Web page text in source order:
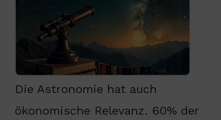
Die Astronomie hat auch
ökonomische Relevanz. 60% der